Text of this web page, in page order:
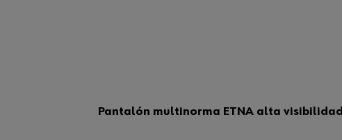
Pantalón multinorma ETNA alta visibilidad